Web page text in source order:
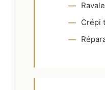
Crépi